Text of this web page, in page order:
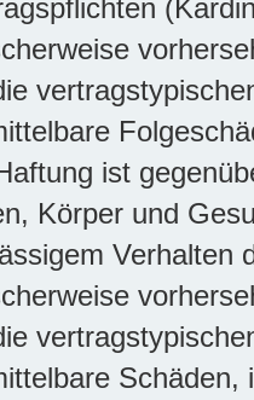
ist
Körper und
Verhalten
Schäden,